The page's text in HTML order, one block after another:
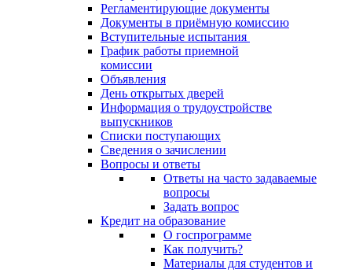
Регламентирующие документы
Документы в приёмную комиссию
Вступительные испытания
График работы приемной
комиссии
Объявления
День открытых дверей
Информация о трудоустройстве
выпускников
Списки поступающих
Сведения о зачислении
Вопросы и ответы
Ответы на часто задаваемые
вопросы
Задать вопрос
Кредит на образование
О госпрограмме
Как получить?
Материалы для студентов и